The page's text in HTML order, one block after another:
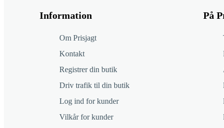
Information
Om Prisjagt
Kontakt
Registrer din butik
Driv trafik til din butik
Log ind for kunder
Vilkår for kunder
På